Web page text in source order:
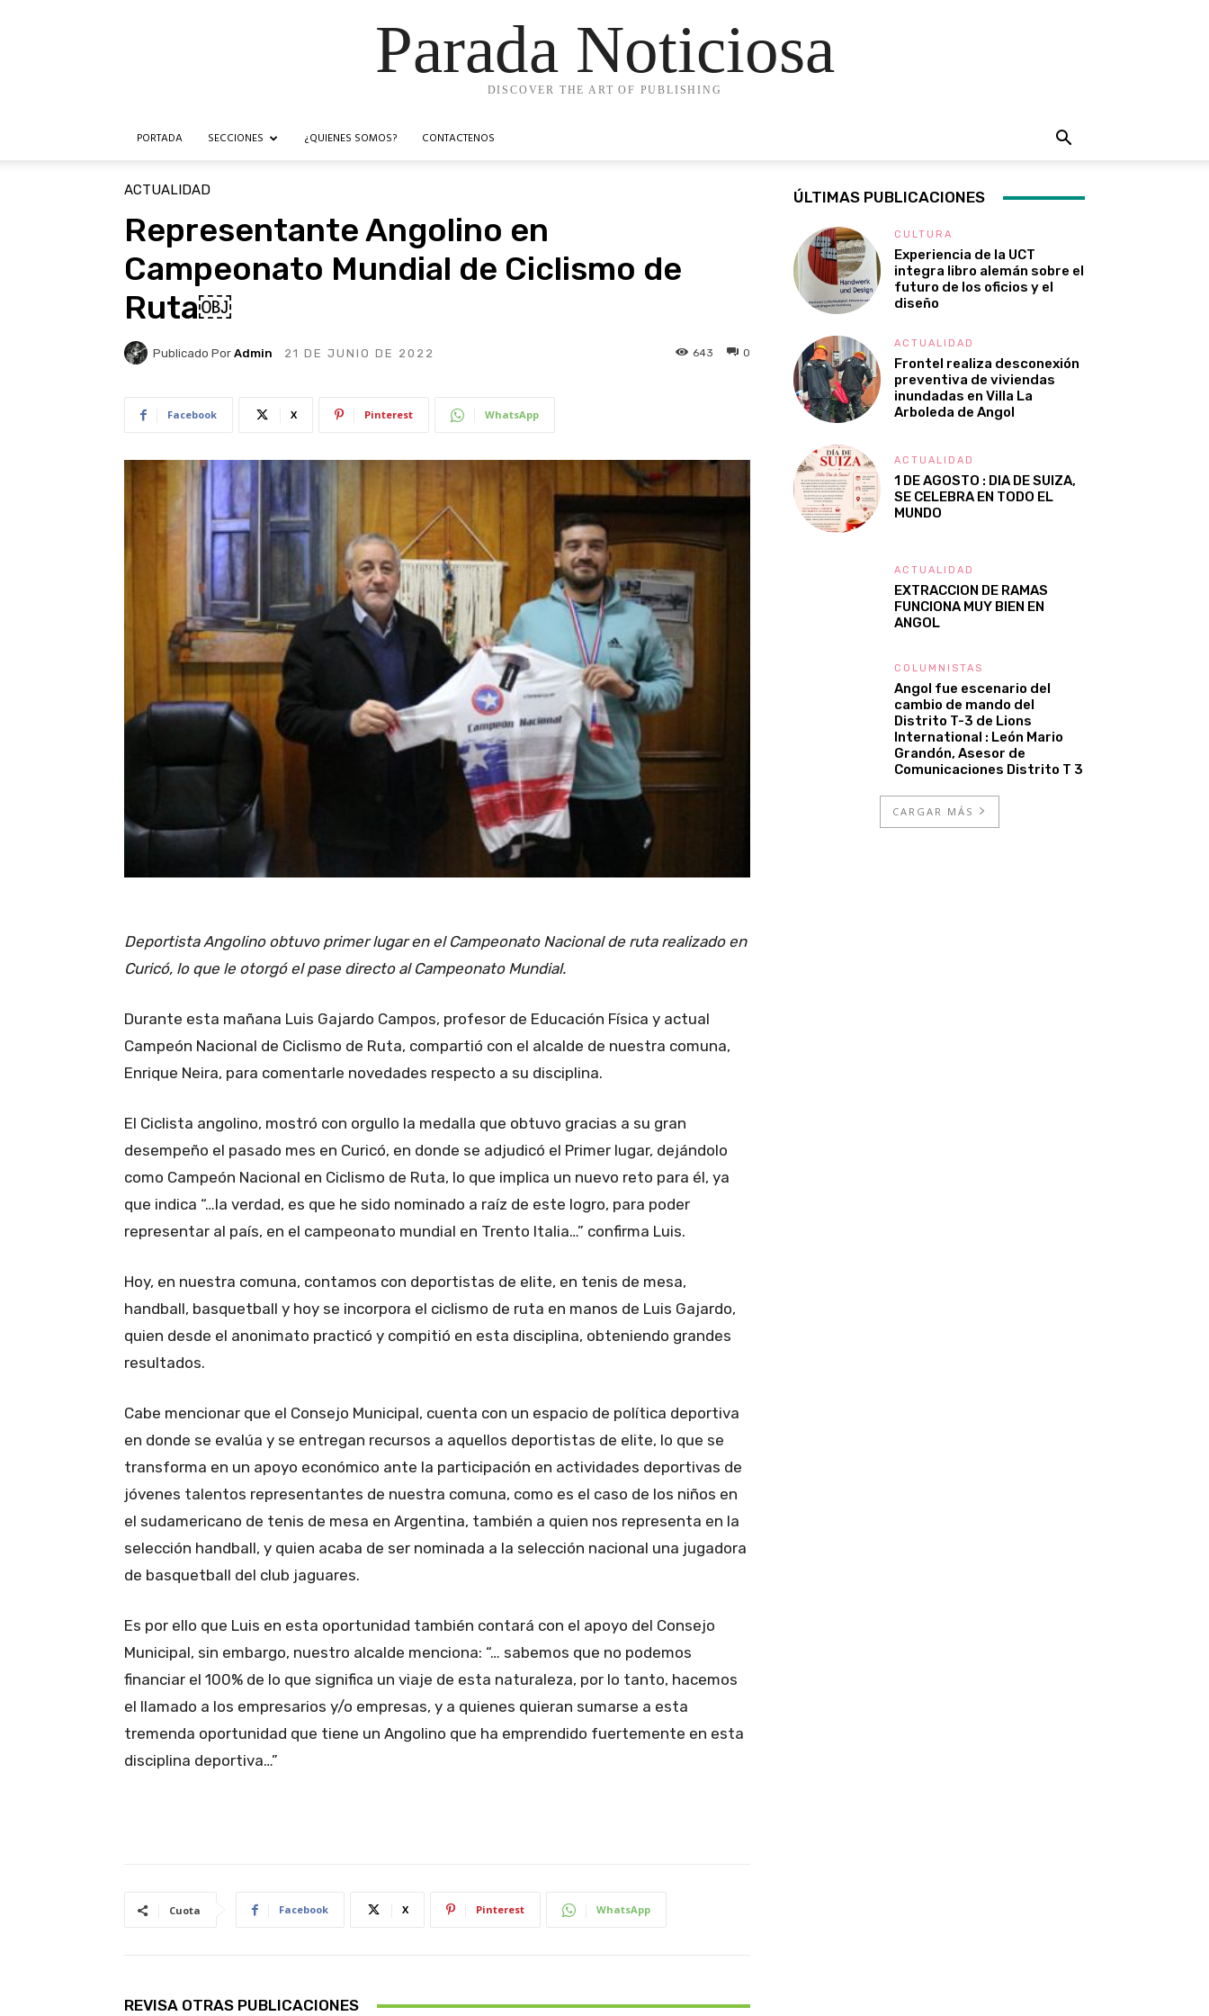
Parada Noticiosa
DISCOVER THE ART OF PUBLISHING
PORTADA SECCIONES ¿QUIENES SOMOS? CONTACTENOS
ACTUALIDAD
Representante Angolino en
Campeonato Mundial de Ciclismo de
Ruta￼
Publicado Por Admin 21 DE JUNIO DE 2022 0
643
Facebook X Pinterest WhatsApp
Deportista Angolino obtuvo primer lugar en el Campeonato Nacional de ruta realizado en
Curicó, lo que le otorgó el pase directo al Campeonato Mundial.
Durante esta mañana Luis Gajardo Campos, profesor de Educación Física y actual
Campeón Nacional de Ciclismo de Ruta, compartió con el alcalde de nuestra comuna,
Enrique Neira, para comentarle novedades respecto a su disciplina.
El Ciclista angolino, mostró con orgullo la medalla que obtuvo gracias a su gran
desempeño el pasado mes en Curicó, en donde se adjudicó el Primer lugar, dejándolo
como Campeón Nacional en Ciclismo de Ruta, lo que implica un nuevo reto para él, ya
que indica “…la verdad, es que he sido nominado a raíz de este logro, para poder
representar al país, en el campeonato mundial en Trento Italia…” confirma Luis.
Hoy, en nuestra comuna, contamos con deportistas de elite, en tenis de mesa,
handball, basquetball y hoy se incorpora el ciclismo de ruta en manos de Luis Gajardo,
quien desde el anonimato practicó y compitió en esta disciplina, obteniendo grandes
resultados.
Cabe mencionar que el Consejo Municipal, cuenta con un espacio de política deportiva
en donde se evalúa y se entregan recursos a aquellos deportistas de elite, lo que se
transforma en un apoyo económico ante la participación en actividades deportivas de
jóvenes talentos representantes de nuestra comuna, como es el caso de los niños en
el sudamericano de tenis de mesa en Argentina, también a quien nos representa en la
selección handball, y quien acaba de ser nominada a la selección nacional una jugadora
de basquetball del club jaguares.
Es por ello que Luis en esta oportunidad también contará con el apoyo del Consejo
Municipal, sin embargo, nuestro alcalde menciona: “… sabemos que no podemos
financiar el 100% de lo que significa un viaje de esta naturaleza, por lo tanto, hacemos
el llamado a los empresarios y/o empresas, y a quienes quieran sumarse a esta
tremenda oportunidad que tiene un Angolino que ha emprendido fuertemente en esta
disciplina deportiva…”
Cuota Facebook X Pinterest WhatsApp
REVISA OTRAS PUBLICACIONES
ÚLTIMAS PUBLICACIONES
CULTURA
Experiencia de la UCT
integra libro alemán sobre el
futuro de los oficios y el
diseño
ACTUALIDAD
Frontel realiza desconexión
preventiva de viviendas
inundadas en Villa La
Arboleda de Angol
ACTUALIDAD
1 DE AGOSTO : DIA DE SUIZA,
SE CELEBRA EN TODO EL
MUNDO
ACTUALIDAD
EXTRACCION DE RAMAS
FUNCIONA MUY BIEN EN
ANGOL
COLUMNISTAS
Angol fue escenario del
cambio de mando del
Distrito T-3 de Lions
International : León Mario
Grandón, Asesor de
Comunicaciones Distrito T 3
CARGAR MÁS